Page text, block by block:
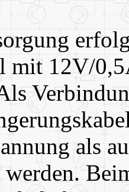
mit 12V/
als